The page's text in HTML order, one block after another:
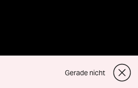
Gerade nicht